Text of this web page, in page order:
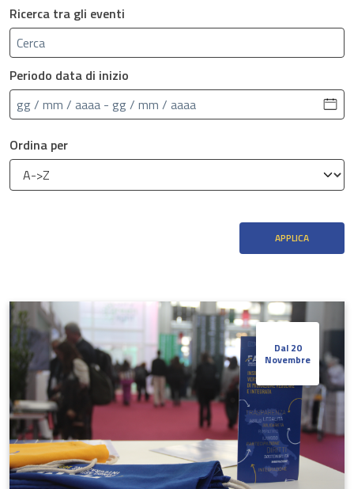
Ricerca tra gli eventi
Periodo data di inizio
Ordina per
Dal 20
Novembre